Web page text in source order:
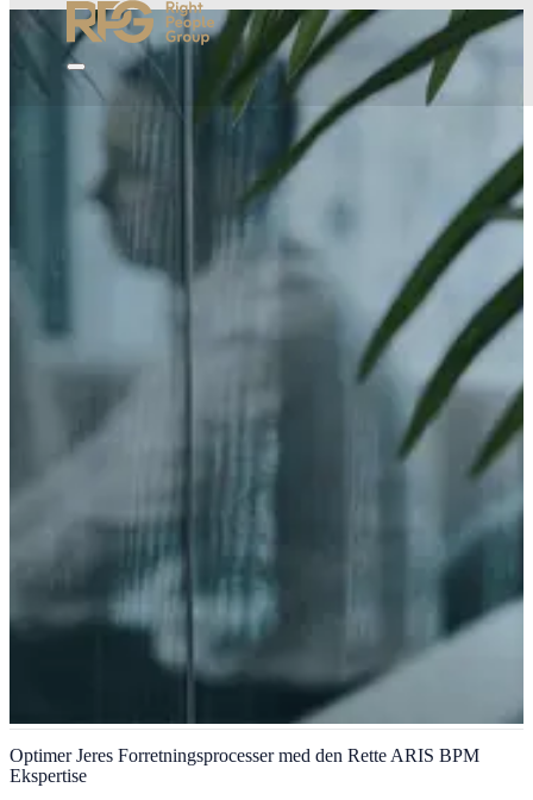
ARIS BPM-konsulent
Optimer Jeres Forretningsprocesser med den Rette ARIS BPM
Ekspertise